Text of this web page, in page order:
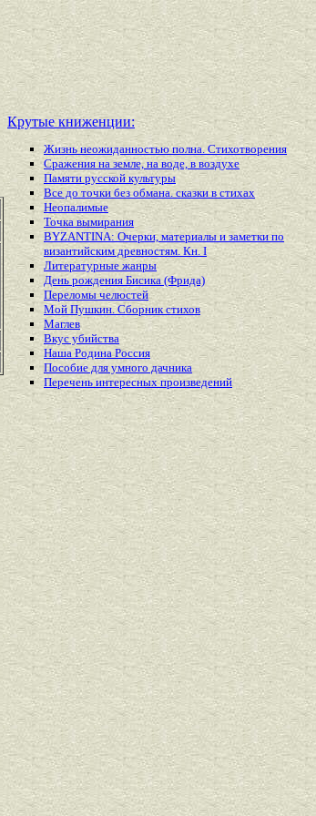
Крутые книженции:
Жизнь неожиданностью полна. Стихотворения
Сражения на земле, на воде, в воздухе
Памяти русской культуры
Все до точки без обмана. сказки в стихах
Неопалимые
Точка вымирания
BYZANTINA: Очерки, материалы и заметки по
византийским древностям. Кн. I
Литературные жанры
День рождения Бисика (Фрида)
Переломы челюстей
Мой Пушкин. Сборник стихов
Маглев
Вкус убийства
Наша Родина Россия
Пособие для умного дачника
Перечень интересныхпроизведений